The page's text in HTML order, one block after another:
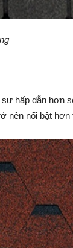
hấp dẫn hơn
nên nổi bật